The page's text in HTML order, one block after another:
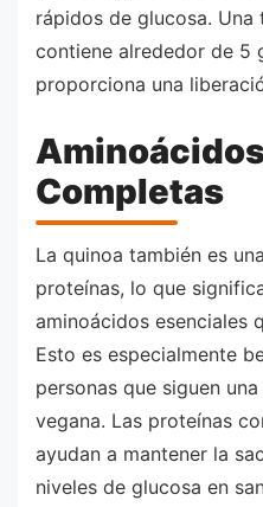
rápidos de glucosa.
contiene alrededor de 5
proporciona una
Completas
La quinoa también es
proteínas, lo que
aminoácidos esenciales
Esto es especialmente
personas que siguen
vegana. Las proteínas
ayudan a mantener la
niveles de glucosa en